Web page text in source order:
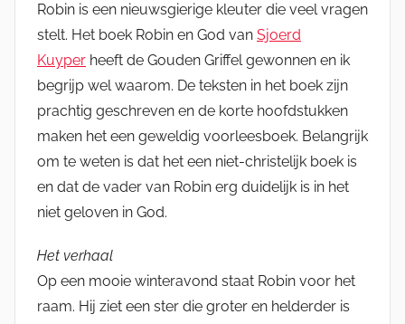
Robin is een nieuwsgierige kleuter die veel vragen
stelt. Het boek Robin en God van Sjoerd
Kuyper heeft de Gouden Griffel gewonnen en ik
begrijp wel waarom. De teksten in het boek zijn
prachtig geschreven en de korte hoofdstukken
maken het een geweldig voorleesboek. Belangrijk
om te weten is dat het een niet-christelijk boek is
en dat de vader van Robin erg duidelijk is in het
niet geloven in God.
Het verhaal
Op een mooie winteravond staat Robin voor het
raam. Hij ziet een ster die groter en helderder is